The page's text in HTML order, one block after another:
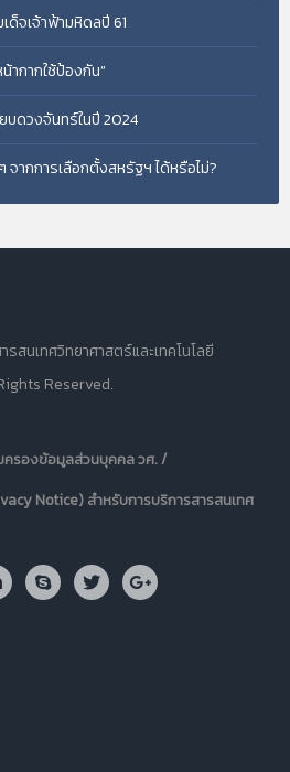
ด็จเจ้าฟ้ามหิดลปี 61
ากากใช้ป้องกัน”
บดวงจันทร์ในปี 2024
จากการเลือกตั้งสหรัฐฯ ได้หรือไม่?
สนเทศวิทยาศาสตร์และเทคโนโลยี
Reserved.
ครองข้อมูลส่วนบุคคล วศ. /
Notice) สำหรับการบริการสารสนเทศ